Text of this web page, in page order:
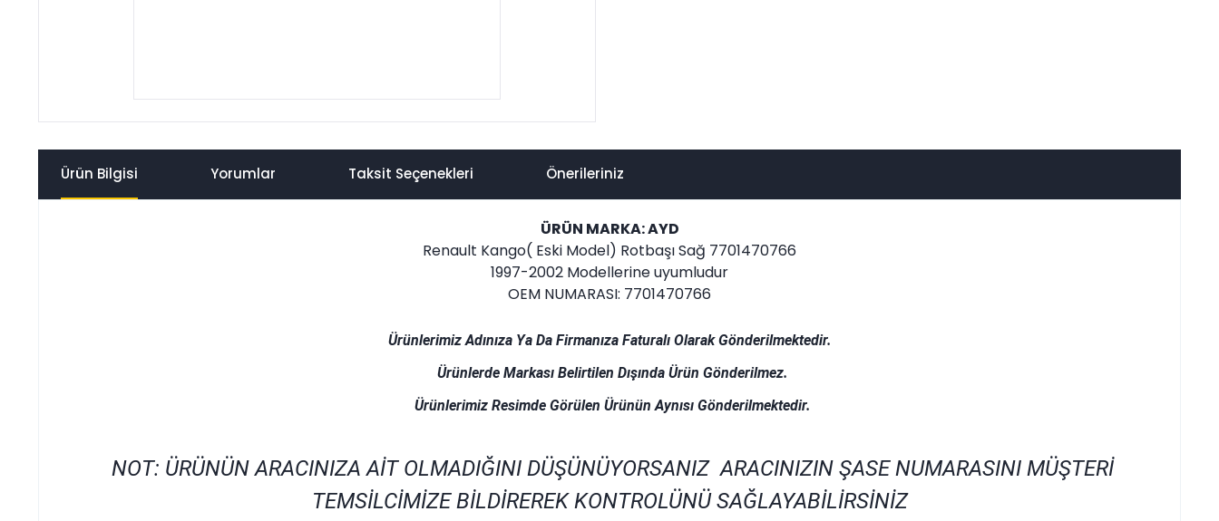
Ürün Bilgisi Yorumlar Taksit Seçenekleri Önerileriniz
ÜRÜN MARKA: AYD
Renault Kango( Eski Model) Rotbaşı Sağ 7701470766
1997-2002 Modellerine uyumludur
OEM NUMARASI: 7701470766
Ürünlerimiz Adınıza Ya Da Firmanıza Faturalı Olarak Gönderilmektedir.
Ürünlerde Markası Belirtilen Dışında Ürün Gönderilmez.
Ürünlerimiz Resimde Görülen Ürünün Aynısı Gönderilmektedir.
NOT: ÜRÜNÜN ARACINIZA AİT OLMADIĞINI DÜŞÜNÜYORSANIZ ARACINIZIN ŞASE NUMARASINI MÜŞTERİ
TEMSİLCİMİZE BİLDİREREK KONTROLÜNÜ SAĞLAYABİLİRSİNİZ